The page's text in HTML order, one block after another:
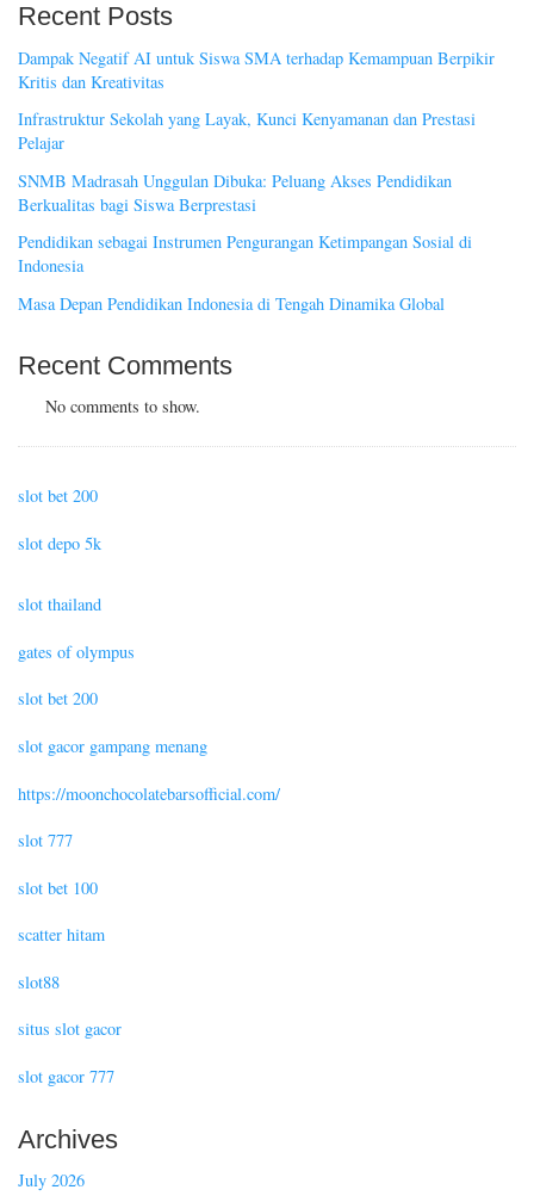
Recent Posts
Dampak Negatif AI untuk Siswa SMA terhadap Kemampuan Berpikir
Kritis dan Kreativitas
Infrastruktur Sekolah yang Layak, Kunci Kenyamanan dan Prestasi
Pelajar
SNMB Madrasah Unggulan Dibuka: Peluang Akses Pendidikan
Berkualitas bagi Siswa Berprestasi
Pendidikan sebagai Instrumen Pengurangan Ketimpangan Sosial di
Indonesia
Masa Depan Pendidikan Indonesia di Tengah Dinamika Global
Recent Comments
No comments to show.
slot bet 200
slot depo 5k
slot thailand
gates of olympus
slot bet 200
slot gacor gampang menang
https://moonchocolatebarsofficial.com/
slot 777
slot bet 100
scatter hitam
slot88
situs slot gacor
slot gacor 777
Archives
July 2026